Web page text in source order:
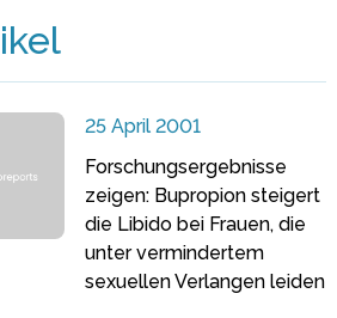
25 April 2001
Forschungsergebnisse
zeigen: Bupropion steigert
die Libido bei Frauen, die
unter vermindertem
sexuellen Verlangen leiden